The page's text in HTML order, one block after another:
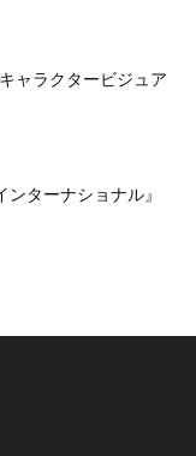
ャラクタービジュア
ンターナショナル』